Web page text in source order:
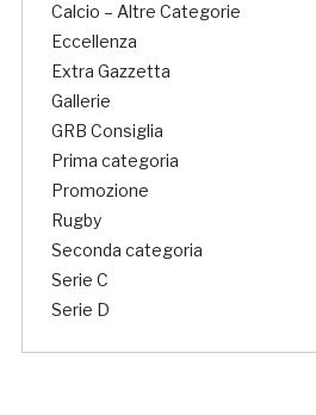
Calcio – Altre Categorie
Eccellenza
Extra Gazzetta
Gallerie
GRB Consiglia
Prima categoria
Promozione
Rugby
Seconda categoria
Serie C
Serie D